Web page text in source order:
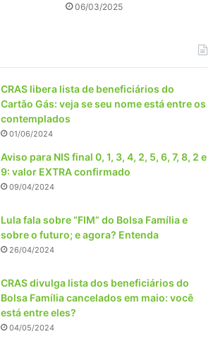
06/03/2025
CRAS libera lista de beneficiários do
Cartão Gás: veja se seu nome está entre os
contemplados
01/06/2024
Aviso para NIS final 0, 1, 3, 4, 2, 5, 6, 7, 8, 2 e
9: valor EXTRA confirmado
09/04/2024
Lula fala sobre “FIM” do Bolsa Família e
sobre o futuro; e agora? Entenda
26/04/2024
CRAS divulga lista dos beneficiários do
Bolsa Família cancelados em maio: você
está entre eles?
04/05/2024